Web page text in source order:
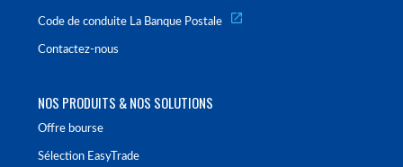
Code de conduite La Banque Postale
Contactez-nous
NOS PRODUITS & NOS SOLUTIONS
Offre bourse
Sélection EasyTrade